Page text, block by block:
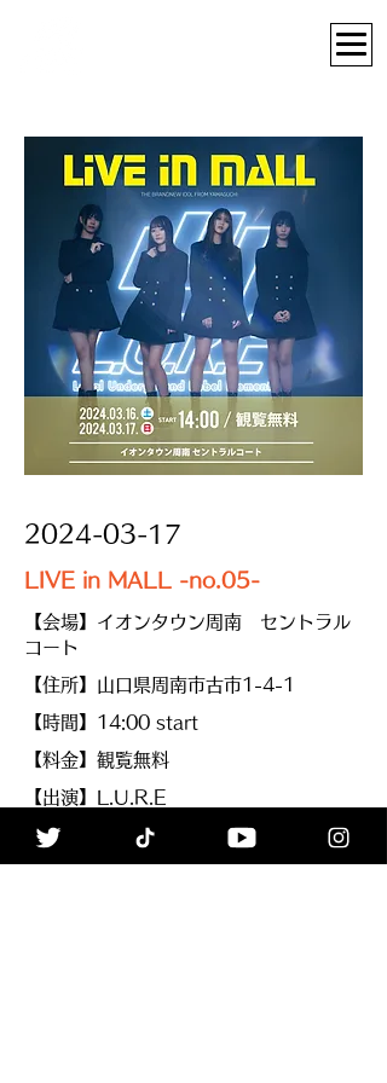
2024-03-17
LIVE in MALL -no.05-
【会場】イオンタウン周南 セントラル
コート
【住所】山口県周南市古市1-4-1
【時間】14:00 start
【料金】観覧無料
【出演】L.U.R.E
【備考】撮影可